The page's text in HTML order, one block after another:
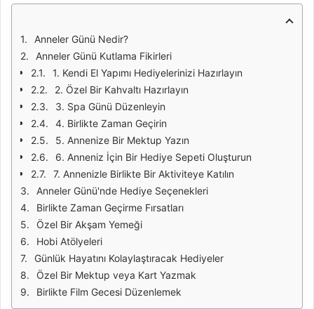
Anneler Günü Nedir?
Anneler Günü Kutlama Fikirleri
1. Kendi El Yapımı Hediyelerinizi Hazırlayın
2. Özel Bir Kahvaltı Hazırlayın
3. Spa Günü Düzenleyin
4. Birlikte Zaman Geçirin
5. Annenize Bir Mektup Yazın
6. Anneniz İçin Bir Hediye Sepeti Oluşturun
7. Annenizle Birlikte Bir Aktiviteye Katılın
Anneler Günü'nde Hediye Seçenekleri
Birlikte Zaman Geçirme Fırsatları
Özel Bir Akşam Yemeği
Hobi Atölyeleri
Günlük Hayatını Kolaylaştıracak Hediyeler
Özel Bir Mektup veya Kart Yazmak
Birlikte Film Gecesi Düzenlemek